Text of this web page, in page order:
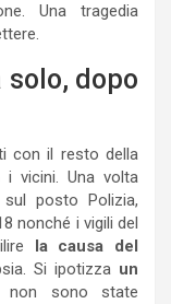
Una tragedia
solo, dopo
con il resto della
i vicini. Una volta
posto Polizia,
nonché i vigili del
la causa del
Si ipotizza un
non sono state